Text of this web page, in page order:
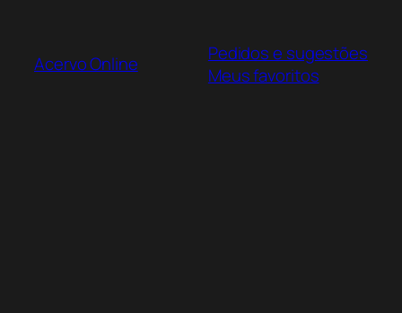
Acervo Online
Pedidos e sugestões
Meus favoritos